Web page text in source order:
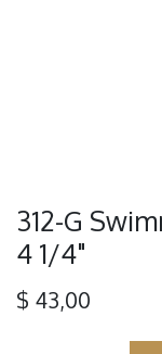
312-G
4 1/4"
$ 43,00